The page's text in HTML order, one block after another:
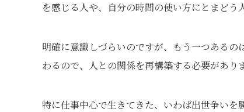
を感じる人や、自分の時間の使い方にとまどう
明確に意識しづらいのですが、もう一つある
わるので、人との関係を再構築する必要があり
特に仕事中心で生きてきた、いわば出世争い